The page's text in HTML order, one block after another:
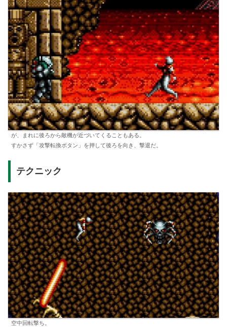
が、まれに後ろから敵機が近づいてくることもある。
すかさず「攻撃転換ボタン」を押して後ろを向き、撃退だ。
テクニック
空中回転撃ち。